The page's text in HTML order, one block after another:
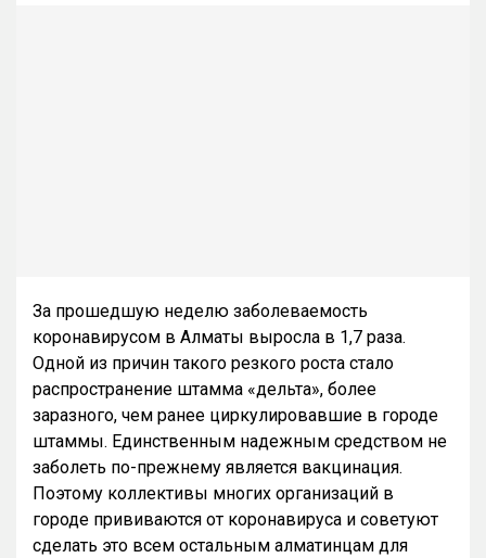
За прошедшую неделю заболеваемость
коронавирусом в Алматы выросла в 1,7 раза.
Одной из причин такого резкого роста стало
распространение штамма «дельта», более
заразного, чем ранее циркулировавшие в городе
штаммы. Единственным надежным средством не
заболеть по-прежнему является вакцинация.
Поэтому коллективы многих организаций в
городе прививаются от коронавируса и советуют
сделать это всем остальным алматинцам для